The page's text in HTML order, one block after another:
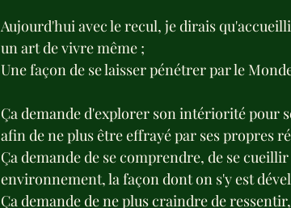
Aujourd'hui avec le recul, je dirais
un art de vivre même ;
Une façon de se laisser pénétrer par le
Ça demande d'explorer son intériorité pour
afin de ne plus être effrayé par ses propres
Ça demande de se comprendre, de se
environnement, la façon dont on s'y est
Ça demande de ne plus craindre de